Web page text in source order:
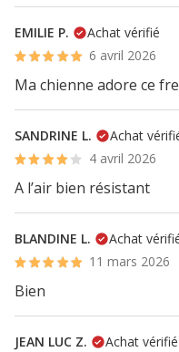
EMILIE P.
Achat vérifié
6 avril 2026
Ma chienne adore ce
SANDRINE L.
Achat
4 avril 2026
A l’air bien résistant
BLANDINE L.
Achat
11 mars 2026
Bien
JEAN LUC Z.
Achat vérifié